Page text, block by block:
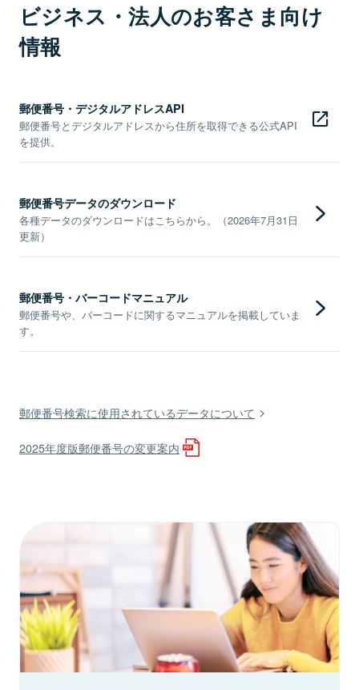
ビジネス・法人のお客さま向け
情報
郵便番号・デジタルアドレスAPI
郵便番号とデジタルアドレスから住所を取得できる公式API
を提供。
郵便番号データのダウンロード
各種データのダウンロードはこちらから。（2026年7月31日
更新）
郵便番号・バーコードマニュアル
郵便番号や、バーコードに関するマニュアルを掲載していま
す。
郵便番号検索に使用されているデータについて
2025年度版郵便番号の変更案内